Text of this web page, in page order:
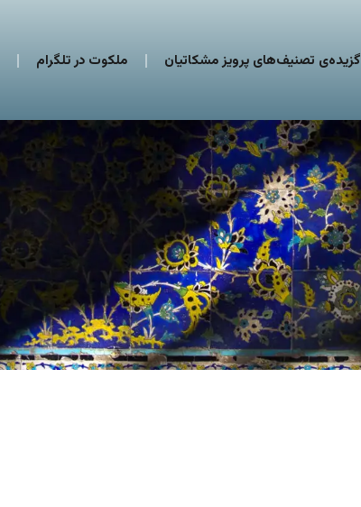
گزیده‌ی تصنیف‌های پرویز مشکاتیان ملکوت در تلگرام